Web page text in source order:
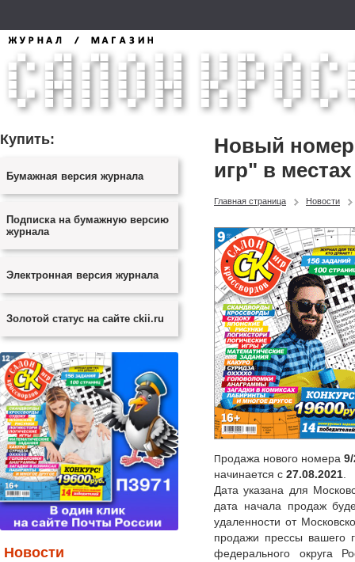
Купить:
Бумажная версия журнала
Подписка на бумажную версию
журнала
Электронная версия журнала
Золотой статус на сайте ckii.ru
Новости
Новый номер
игр" в
Главная страница Новости
П родажа нового номера
начинается с 27.08.2021
Дата указана для
дата начала продаж
удаленности от
продажи прессы вашего
федерального округа